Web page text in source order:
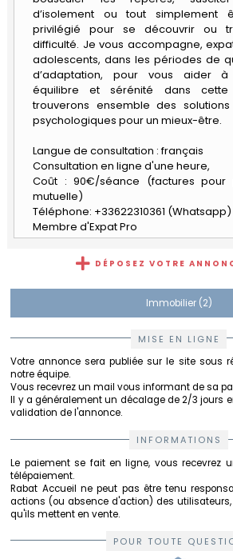
divertir
Quitter
Maroc
Carrières
d’isolement ou tout simplement
privilégié pour se découvrir ou
difficulté. Je vous accompagne,
adolescents, dans les périodes de
d’adaptation, pour vous aider à
équilibre et sérénité dans cette
trouverons ensemble des
psychologiques pour un mieux-être.
Langue de consultation : français
Consultation en ligne d'une heure,
Coût : 90€/séance (factures pour
mutuelle)
Téléphone: +33622310361 (Whatsapp)
Membre d'Expat Pro
DÉPOSEZ VOTRE
Immobilier (2)
MISE EN LIGNE
Votre annonce sera publiée sur le site sous
notre équipe.
Vous recevrez un mail vous informant de sa
Il y a généralement un décalage de 2/3 jours
validation de l'annonce.
INFORMATIONS
Le paiement se fait en ligne, vous recevrez
télépaiement.
Rabat Accueil ne peut pas être tenu
actions (ou absence d'action) des
qu'ils mettent en vente.
POUR TOUTE